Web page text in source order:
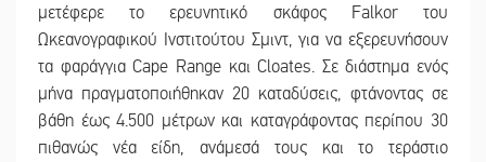
μετέφερε το ερευνητικό σκάφος Falkor του
Ωκεανογραφικού Ινστιτούτου Σμιντ, για να εξερευνήσουν
τα φαράγγια Cape Range και Cloates. Σε διάστημα ενός
μήνα πραγματοποιήθηκαν 20 καταδύσεις, φτάνοντας σε
βάθη έως 4.500 μέτρων και καταγράφοντας περίπου 30
πιθανώς νέα είδη, ανάμεσά τους και το τεράστιο